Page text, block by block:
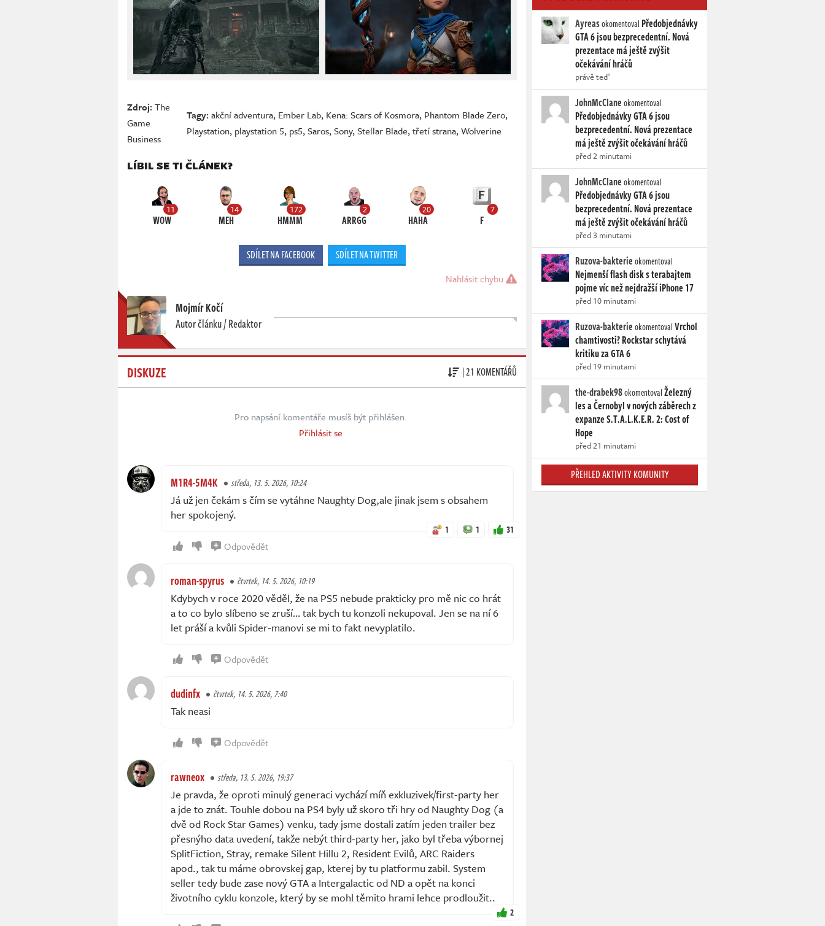
Zdroj:The
Game
Business
Tagy:akční adventura, Ember Lab, Kena: Scars of Kosmora, Phantom Blade Zero,
Playstation, playstation 5, ps5,Saros,Sony,Stellar Blade,třetí strana,Wolverine
LÍBIL SE TI ČLÁNEK?
11
WOW
14
MEH
172
HMMM
2
ARRGG
20
HAHA
7
F
SDÍLET NA FACEBOOK SDÍLET NA TWITTER
Nahlásit chybu
Mojmír Kočí
Autor článku / Redaktor
DISKUZE | 21 KOMENTÁŘŮ
Pro napsání komentáře musíš být přihlášen.
Přihlásit se
M1R4-5M4K středa, 13. 5. 2026, 10:24
Já už jen čekám s čím se vytáhne Naughty Dog,ale jinak jsem s obsahem
her spokojený.
1 1 31
Odpovědět
roman-spyrus čtvrtek, 14. 5. 2026, 10:19
Kdybych v roce 2020 věděl, že na PS5 nebude prakticky pro mě nic co hrát
a to co bylo slíbeno se zruší… tak bych tu konzoli nekupoval. Jen se na ní 6
let práší a kvůli Spider-manovi se mi to fakt nevyplatilo.
Odpovědět
dudinfx čtvrtek, 14. 5. 2026, 7:40
Tak neasi
Odpovědět
rawneox středa, 13. 5. 2026, 19:37
Je pravda, že oproti minulý generaci vychází míň exkluzivek/first-party her
a jde to znát. Touhle dobou na PS4 byly už skoro tři hry od Naughty Dog (a
dvě od Rock Star Games) venku, tady jsme dostali zatím jeden trailer bez
přesnýho data uvedení, takže nebýt third-party her, jako byl třeba výbornej
SplitFiction, Stray, remake Silent Hillu 2, Resident Evilů, ARC Raiders
apod., tak tu máme obrovskej gap, kterej by tu platformu zabil. System
seller tedy bude zase nový GTA a Intergalactic od ND a opět na konci
životního cyklu konzole, který by se mohl těmito hrami lehce prodloužit..
2
Ayreasokomentoval Předobjednávky
GTA 6 jsou bezprecedentní. Nová
prezentace má ještě zvýšit
očekávání hráčů
právě teď
JohnMcClaneokomentoval
Předobjednávky GTA 6 jsou
bezprecedentní. Nová prezentace
má ještě zvýšit očekávání hráčů
před 2 minutami
JohnMcClaneokomentoval
Předobjednávky GTA 6 jsou
bezprecedentní. Nová prezentace
má ještě zvýšit očekávání hráčů
před 3 minutami
Ruzova-bakterieokomentoval
Nejmenší flash disk s terabajtem
pojme víc než nejdražší iPhone 17
před 10 minutami
Ruzova-bakterieokomentovalVrchol
chamtivosti? Rockstar schytává
kritiku za GTA 6
před 19 minutami
the-drabek98okomentovalŽelezný
les a Černobyl v nových záběrech z
expanze S.T.A.L.K.E.R. 2: Cost of
Hope
před 21 minutami
PŘEHLED AKTIVITY KOMUNITY